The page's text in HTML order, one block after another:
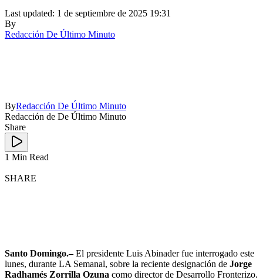
Last updated: 1 de septiembre de 2025 19:31
By
Redacción De Último Minuto
ByRedacción De Último Minuto
Redacción de De Último Minuto
Share
1 Min Read
SHARE
Santo Domingo.–El presidente Luis Abinader fue interrogado este
lunes, durante LA Semanal, sobre la reciente designación de Jorge
Radhamés Zorrilla Ozuna como director de Desarrollo Fronterizo.